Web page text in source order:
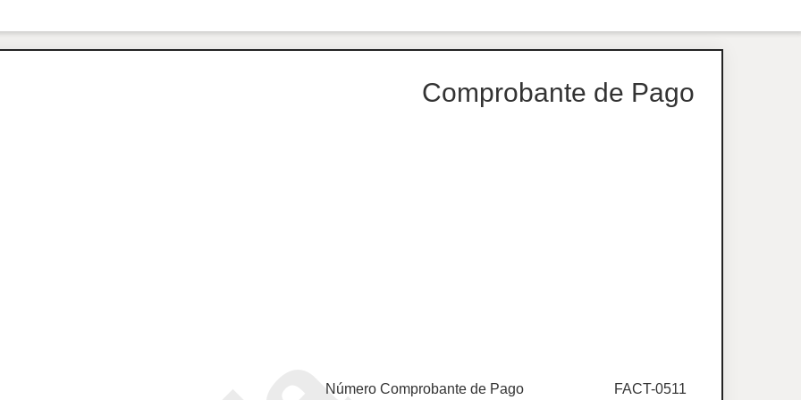
Comprobante de Pago
Número Comprobante de Pago FACT-0511